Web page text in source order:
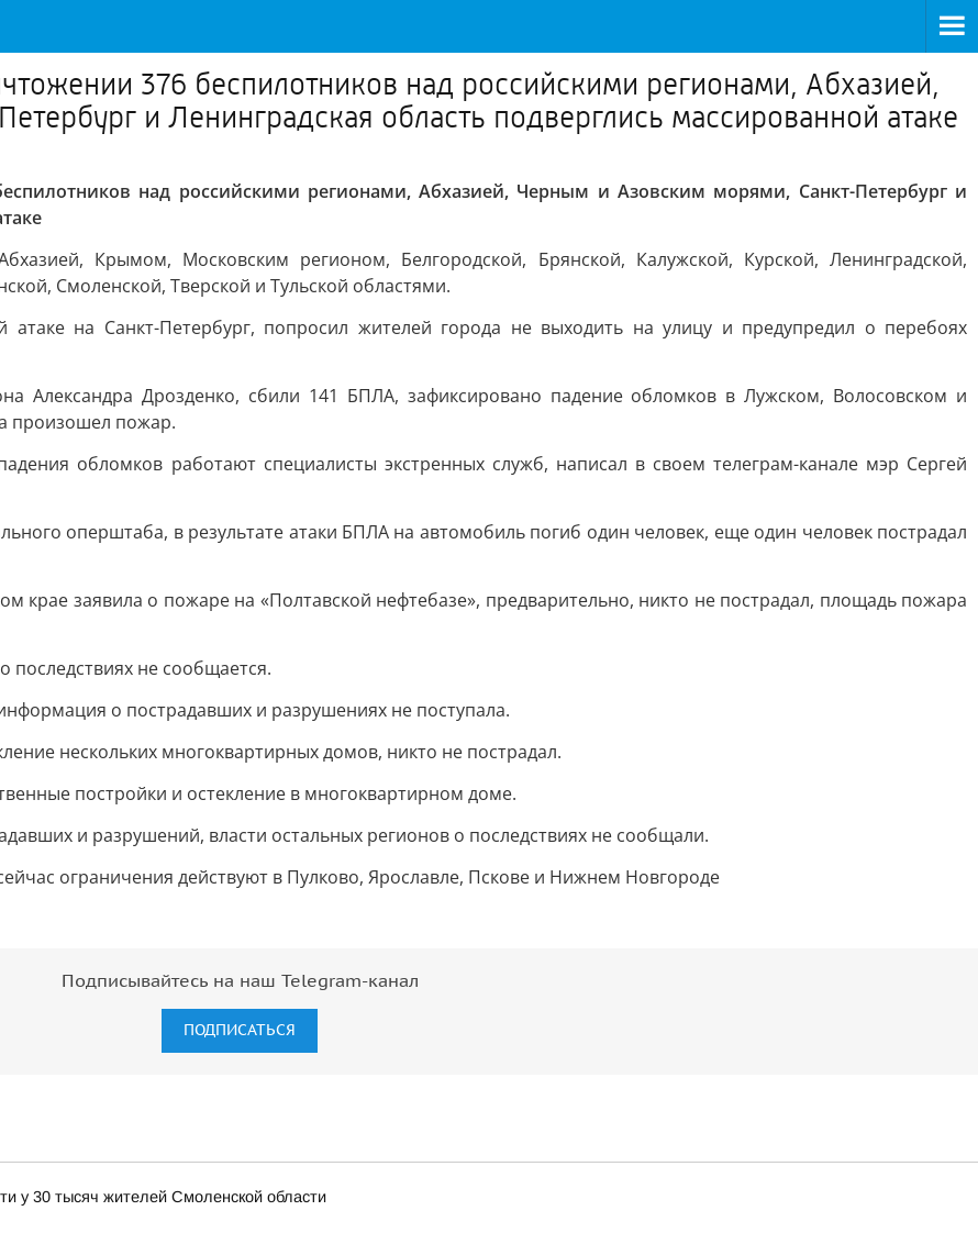
376 беспилотников над российскими регионами, Абхазией,
и Ленинградская область подверглись массированной атаке
над российскими регионами, Абхазией, Черным и Азовским морями, Санкт-Петербург и
Крымом, Московским регионом, Белгородской, Брянской, Калужской, Курской, Ленинградской,
Смоленской, Тверской и Тульской областями.
на Санкт-Петербург, попросил жителей города не выходить на улицу и предупредил о перебоях
Александра Дрозденко, сбили 141 БПЛА, зафиксировано падение обломков в Лужском, Волосовском и
произошел пожар.
обломков работают специалисты экстренных служб, написал в своем телеграм-канале мэр Сергей
оперштаба, в результате атаки БПЛА на автомобиль погиб один человек, еще один человек пострадал
крае заявила о пожаре на «Полтавской нефтебазе», предварительно, никто не пострадал, площадь пожара
последствиях не сообщается.
о пострадавших и разрушениях не поступала.
нескольких многоквартирных домов, никто не пострадал.
постройки и остекление в многоквартирном доме.
и разрушений, власти остальных регионов о последствиях не сообщали.
ограничения действуют в Пулково, Ярославле, Пскове и Нижнем Новгороде
Подписывайтесь на наш Telegram-канал
ПОДПИСАТЬСЯ
у 30 тысяч жителей Смоленской области